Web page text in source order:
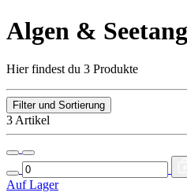
Algen & Seetang
Hier findest du 3 Produkte
Filter und Sortierung
3 Artikel
Auf Lager